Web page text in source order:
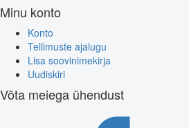
Minu konto
Konto
Tellimuste ajalugu
Lisa soovinimekirja
Uudiskiri
Võta meiega ühendust